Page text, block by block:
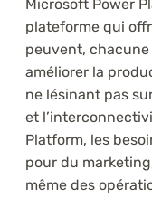
Microsoft Power
plateforme qui
peuvent,
améliorer la
ne lésinant pas
et
Platform, les
pour du
même des